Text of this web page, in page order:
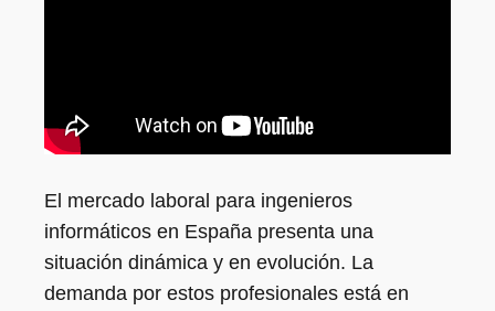
El mercado laboral para ingenieros
informáticos en España presenta una
situación dinámica y en evolución. La
demanda por estos profesionales está en